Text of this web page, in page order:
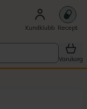
Kundklubb Recept
Varukorg